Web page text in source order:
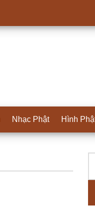
Nhạc Phật Hình